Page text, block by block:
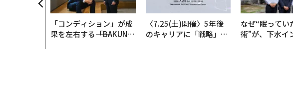
「コンディション」が成
果を左右する――「BAKUN
〈7.25(土)開催〉5年後
のキャリアに「戦略」は
なぜ“眠ってい
術”が、下水イ